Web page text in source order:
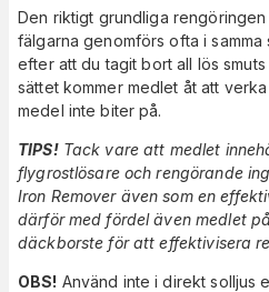
Den riktigt grundliga
fälgarna genomförs ofta i
efter att du tagit bort all lös
sättet kommer medlet åt att
medel inte biter på.
TIPS!Tack vare att medlet
flygrostlösare och rengörande
Iron Remover även som en
därför med fördel även medlet
däckborste för att effektivisera
OBS! Använd inte i direkt solljus